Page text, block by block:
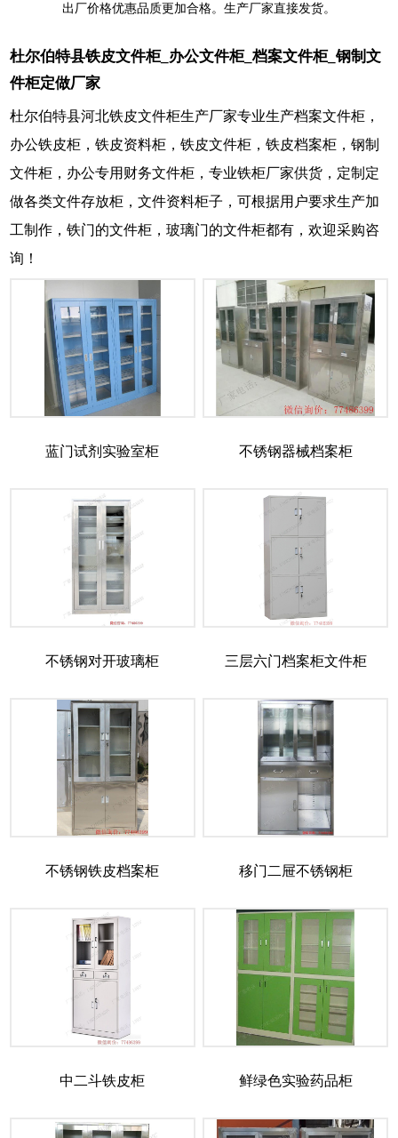
出厂价格优惠品质更加合格。生产厂家直接发货。
杜尔伯特县铁皮文件柜_办公文件柜_档案文件柜_钢制文
件柜定做厂家
杜尔伯特县河北铁皮文件柜生产厂家专业生产档案文件柜，
办公铁皮柜，铁皮资料柜，铁皮文件柜，铁皮档案柜，钢制
文件柜，办公专用财务文件柜，专业铁柜厂家供货，定制定
做各类文件存放柜，文件资料柜子，可根据用户要求生产加
工制作，铁门的文件柜，玻璃门的文件柜都有，欢迎采购咨
询！
蓝门试剂实验室柜 不锈钢器械档案柜
不锈钢对开玻璃柜 三层六门档案柜文件柜
不锈钢铁皮档案柜 移门二屉不锈钢柜
中二斗铁皮柜 鲜绿色实验药品柜